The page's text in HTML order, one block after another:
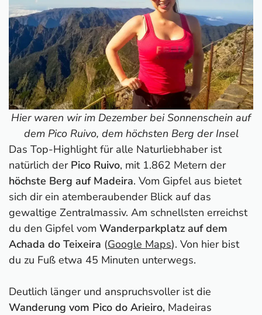
Hier waren wir im Dezember bei Sonnenschein auf
dem Pico Ruivo, dem höchsten Berg der Insel
Das Top-Highlight für alle Naturliebhaber ist
natürlich der Pico Ruivo, mit 1.862 Metern der
höchste Berg auf Madeira. Vom Gipfel aus bietet
sich dir ein atemberaubender Blick auf das
gewaltige Zentralmassiv. Am schnellsten erreichst
du den Gipfel vom Wanderparkplatz auf dem
Achada do Teixeira (Google Maps). Von hier bist
du zu Fuß etwa 45 Minuten unterwegs.
Deutlich länger und anspruchsvoller ist die
Wanderung vom Pico do Arieiro, Madeiras